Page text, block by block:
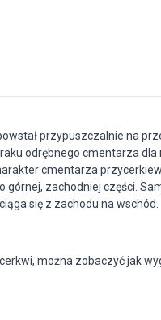
przypuszczalnie na
odrębnego cmentarza
cmentarza
górnej, zachodniej części.
się z zachodu na wschód.
można zobaczyć jak